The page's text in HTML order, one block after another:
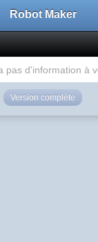
Robot Maker
pas d'information à
Version complète